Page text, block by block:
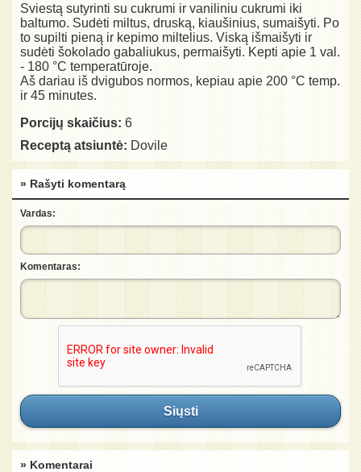
Sviestą sutyrinti su cukrumi ir vaniliniu cukrumi iki
baltumo. Sudėti miltus, druską, kiaušinius, sumaišyti. Po
to supilti pieną ir kepimo miltelius. Viską išmaišyti ir
sudėti šokolado gabaliukus, permaišyti. Kepti apie 1 val.
- 180 °C temperatūroje.
Aš dariau iš dvigubos normos, kepiau apie 200 °C temp.
ir 45 minutes.
Porcijų skaičius: 6
Receptą atsiuntė: Dovile
» Rašyti komentarą
Vardas:
Komentaras:
Siųsti
» Komentarai